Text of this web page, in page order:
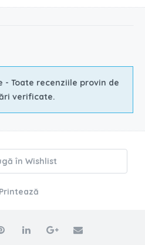
- Toate recenziile provin de
verificate.
în Wishlist